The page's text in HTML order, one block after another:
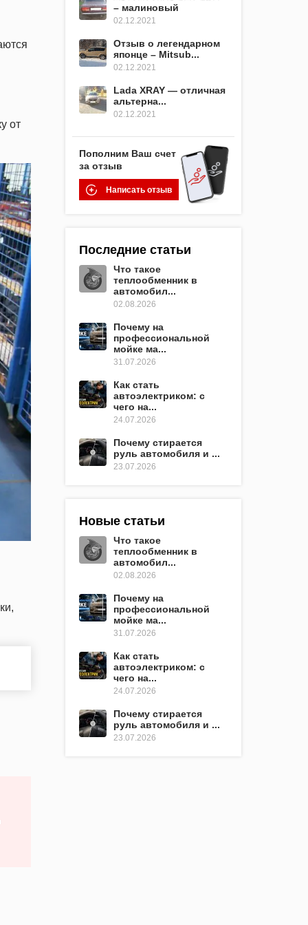
от
– малиновый
02.12.2021
Отзыв о легендарном
японце – Mitsub...
02.12.2021
Lada XRAY — отличная
альтерна...
02.12.2021
Пополним Ваш счет
за отзыв
Написать отзыв
Последние статьи
Что такое
теплообменник в
автомобил...
02.08.2026
Почему на
профессиональной
мойке ма...
31.07.2026
Как стать
автоэлектриком: с
чего на...
24.07.2026
Почему стирается
руль автомобиля и ...
23.07.2026
Новые статьи
Что такое
теплообменник в
автомобил...
02.08.2026
Почему на
профессиональной
мойке ма...
31.07.2026
Как стать
автоэлектриком: с
чего на...
24.07.2026
Почему стирается
руль автомобиля и ...
23.07.2026